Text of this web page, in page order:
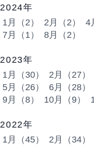
2024年
1月（2）
2月（2） 4
7月（1）
8月（2）
2023年
1月（30）
2月（27）
5月（26）
6月（28）
9月（8）
10月（9）
2022年
1月（45）
2月（34）